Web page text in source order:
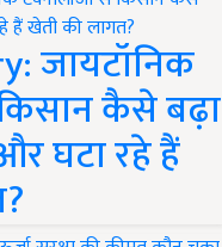
जायटॉनिक
कैसे बढ़ा
घटा रहे हैं